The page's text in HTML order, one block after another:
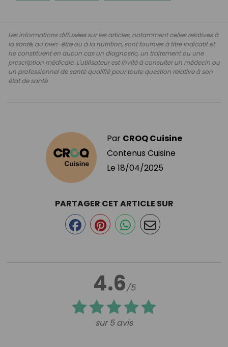
Les informations diffusées sur les articles, notamment celles relatives à
la santé, au bien-être ou à la nutrition, sont fournies à titre indicatif et
ne constituent en aucun cas un diagnostic, un traitement ou une
prescription médicale. L'utilisateur est invité à consulter un médecin ou
un professionnel de santé qualifié pour toute question relative à son
état de santé.
Par CROQ Cuisine
Contenus Cuisine
Le 18/04/2025
4.6/5
sur 5 avis
PARTAGER CET ARTICLE SUR